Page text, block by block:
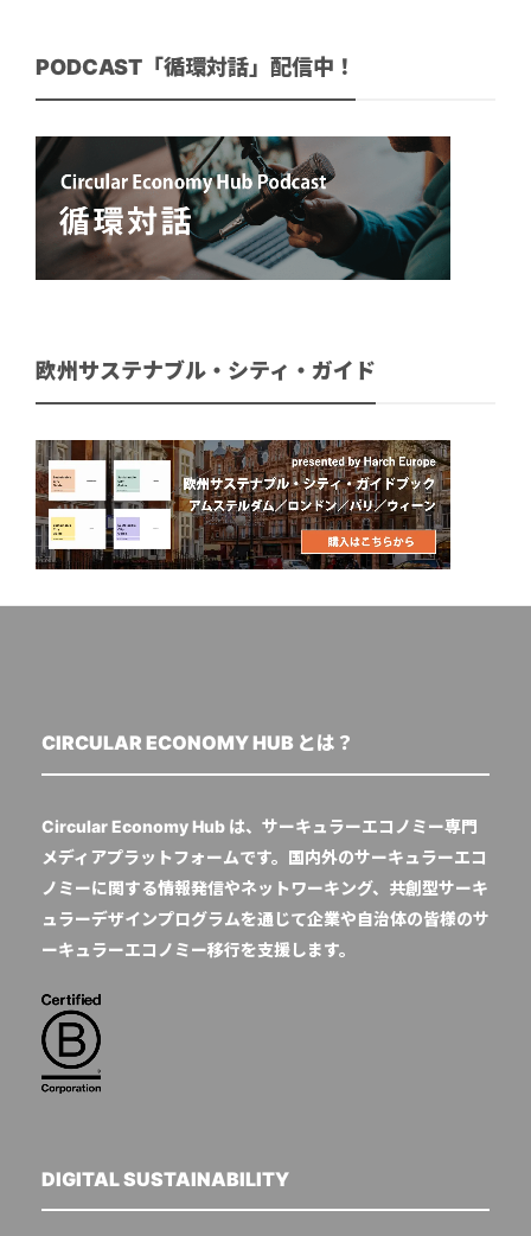
PODCAST「循環対話」配信中！
欧州サステナブル・シティ・ガイド
CIRCULAR ECONOMY HUB とは？
Circular Economy Hub は、サーキュラーエコノミー専門
メディアプラットフォームです。国内外のサーキュラーエコ
ノミーに関する情報発信やネットワーキング、共創型サーキ
ュラーデザインプログラムを通じて企業や自治体の皆様のサ
ーキュラーエコノミー移行を支援します。
DIGITAL SUSTAINABILITY